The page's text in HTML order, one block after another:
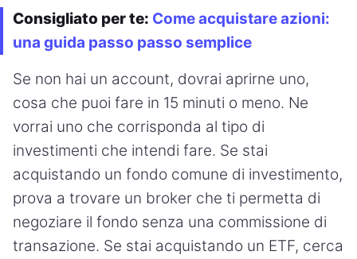
Consigliato per te: Come acquistare azioni:
una guida passo passo semplice
Se non hai un account, dovrai aprirne uno,
cosa che puoi fare in 15 minuti o meno. Ne
vorrai uno che corrisponda al tipo di
investimenti che intendi fare. Se stai
acquistando un fondo comune di investimento,
prova a trovare un broker che ti permetta di
negoziare il fondo senza una commissione di
transazione. Se stai acquistando un ETF, cerca